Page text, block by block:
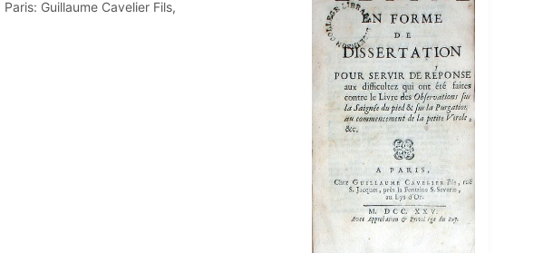
Paris: Guillaume Cavelier Fils,